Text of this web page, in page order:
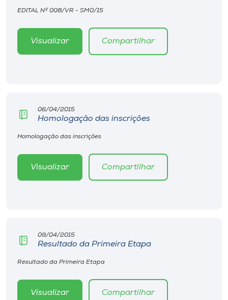
Editora
Museu
Store
EDITAL Nº 008/VR - SM0/15
Visualizar Compartilhar
06/04/2015
Homologação das inscrições
Homologação das inscrições
Visualizar Compartilhar
09/04/2015
Resultado da Primeira Etapa
Resultado da Primeira Etapa
Visualizar Compartilhar